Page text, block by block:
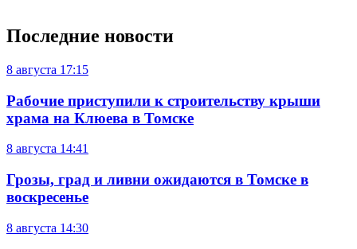
Последние новости
8 августа 17:15
Рабочие приступили к строительству крыши
храма на Клюева в Томске
8 августа 14:41
Грозы, град и ливни ожидаются в Томске в
воскресенье
8 августа 14:30